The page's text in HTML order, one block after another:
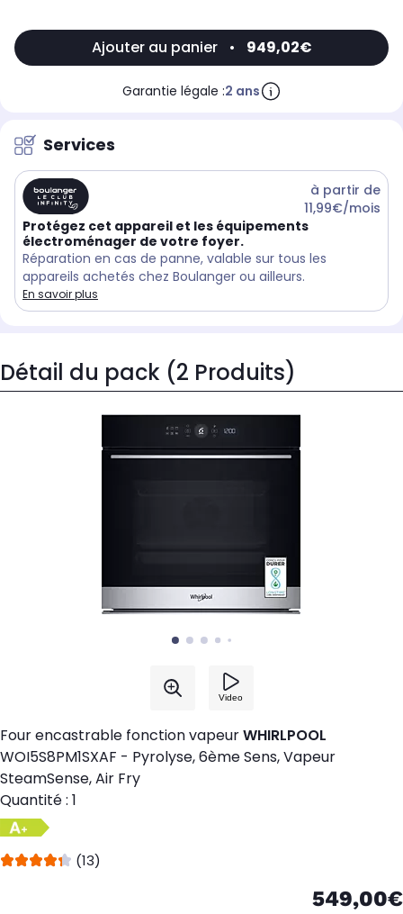
Ajouter au panier • 949,02€
Garantie légale :2 ans
Services
à partir de
11,99€/mois
Protégez cet appareil et les équipements
électroménager de votre foyer.
Réparation en cas de panne, valable sur tous les
appareils achetés chez Boulanger ou ailleurs.
En savoir plus
Détail du pack (2 Produits)
Four encastrable fonction vapeurWHIRLPOOL
WOI5S8PM1SXAF - Pyrolyse, 6ème Sens, Vapeur
SteamSense, Air Fry
Quantité : 1
(13)
549,00€